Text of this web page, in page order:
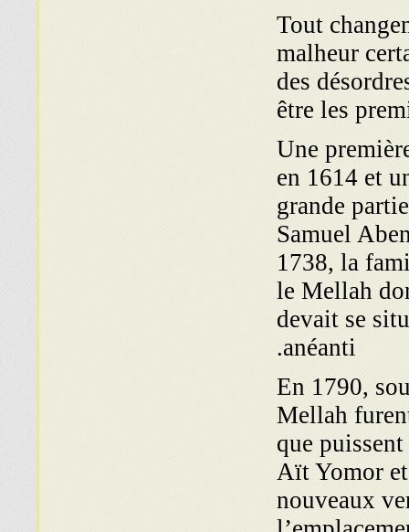
Tout
malheur
des
être les
Une
en 1614 et
grande
Samuel
1738, la
le Mellah
devait se
anéanti.
En 1790,
Mellah
que
Aït Yomor et
nouveaux